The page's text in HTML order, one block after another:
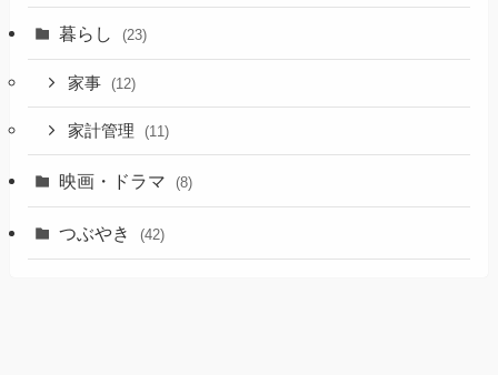
暮らし (23)
家事 (12)
家計管理 (11)
映画・ドラマ (8)
つぶやき (42)